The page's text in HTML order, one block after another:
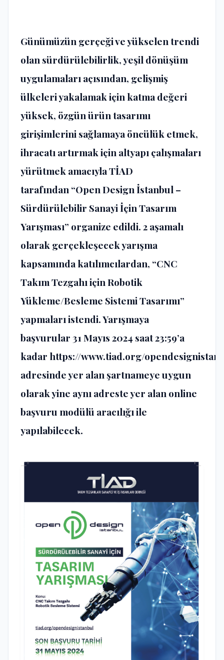
Günümüzün gerçeği ve yükselen trendi
olan sürdürülebilirlik, yeşil dönüşüm
uygulamaları açısından, gelişmiş
ülkeleri yakalamak için katma değeri
yüksek, özgün ürün tasarımı
girişimlerini sağlamaya öncülük etmek,
ihracatı artırmak için altyapı çalışmaları
yürütmek amacıyla TİAD
tarafından “Open Design İstanbul –
Sürdürülebilir Sanayi İçin Tasarım
Yarışması” organize edildi. 2 aşamalı
olarak gerçekleşecek yarışma
kapsamında katılımcılardan, “CNC
Takım Tezgahı için Robotik
Yükleme/Besleme Sistemi Tasarımı”
yapmaları istendi. Yarışmaya
başvurular31 Mayıs 2024 saat 23:59’a
kadar https://www.tiad.org/
adresinde yer alan şartnameye uygun
olarak yine aynı adreste yer alan online
başvuru modülü aracılığı ile
yapılabilecek.